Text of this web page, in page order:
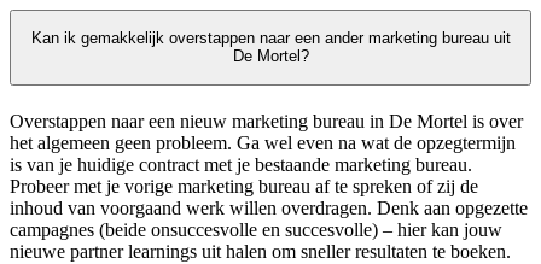
Kan ik gemakkelijk overstappen naar een ander marketing bureau uit
De Mortel?
Overstappen naar een nieuw marketing bureau in De Mortel is over
het algemeen geen probleem. Ga wel even na wat de opzegtermijn
is van je huidige contract met je bestaande marketing bureau.
Probeer met je vorige marketing bureau af te spreken of zij de
inhoud van voorgaand werk willen overdragen. Denk aan opgezette
campagnes (beide onsuccesvolle en succesvolle) – hier kan jouw
nieuwe partner learnings uit halen om sneller resultaten te boeken.